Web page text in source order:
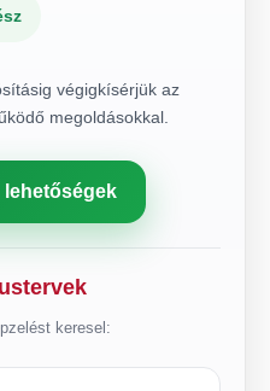
végigkísérjük az
megoldásokkal.
lehetőségek
keresel: